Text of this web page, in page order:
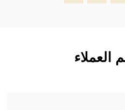
العملاء